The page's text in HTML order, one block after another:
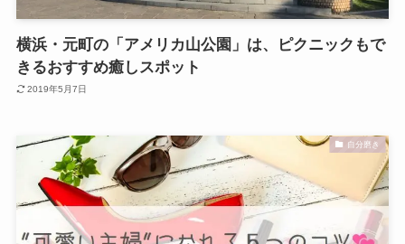
横浜・元町の「アメリカ山公園」は、ピクニックもで
きるおすすめ癒しスポット
2019年5月7日
自分磨き